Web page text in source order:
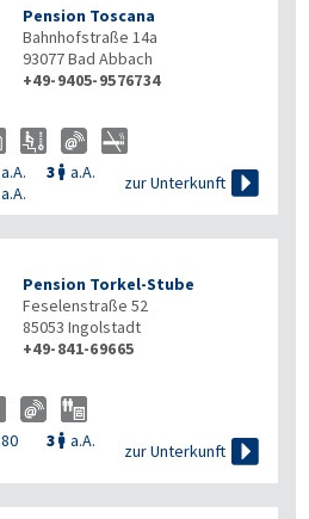
Pension Toscana
Bahnhofstraße 14a
93077Bad Abbach
+49-9405-9576734
a.A. 3  a.A.
a.A.
zur Unterkunft 
Pension Torkel-Stube
Feselenstraße 52
85053 Ingolstadt
+49-841-69665
80 3  a.A.
zur Unterkunft 